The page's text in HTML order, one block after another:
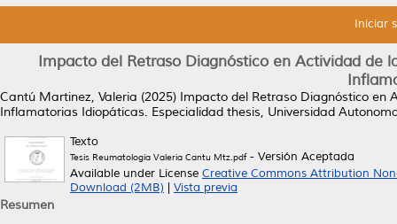
Iniciar
Impacto del Retraso Diagnóstico en Actividad de
Cantú Martinez, Valeria (2025) Impacto del Retraso Diagnóstico en
Inflamatorias Idiopáticas. Especialidad thesis, Universidad
Texto
Tesis Reumatologia Valeria Cantu Mtz.pdf- Versión Aceptada
Available under License Creative Commons Attribution
Download (2MB)
Vista previa
Resumen